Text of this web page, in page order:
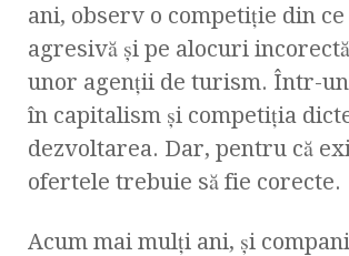
ani, observ o competiţie din
agresivă şi pe alocuri
unor agenţii de turism. Într-
în capitalism şi competiţia
dezvoltarea. Dar, pentru că
ofertele trebuie să fie corecte.
Acum mai mulţi ani, şi